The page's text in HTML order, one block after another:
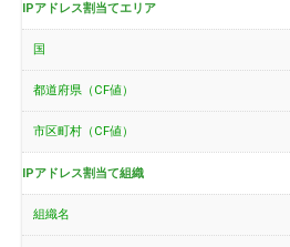
IPアドレス割当てエリア
国
都道府県（CF値）
市区町村（CF値）
IPアドレス割当て組織
組織名